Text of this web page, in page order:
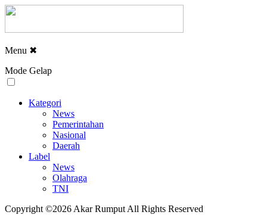
Menu ✖
Mode Gelap
Kategori
News
Pemerintahan
Nasional
Daerah
Label
News
Olahraga
TNI
Copyright ©2026 Akar Rumput All Rights Reserved